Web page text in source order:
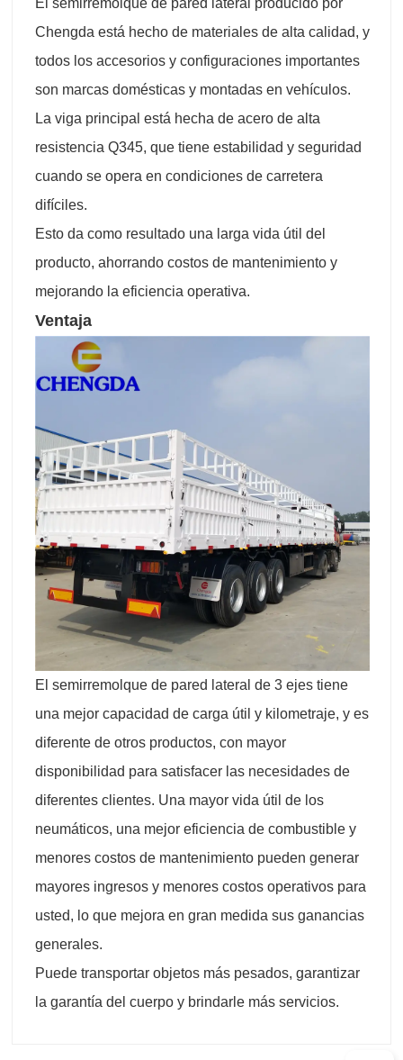
El semirremolque de pared lateral producido por
Chengda está hecho de materiales de alta calidad, y
todos los accesorios y configuraciones importantes
son marcas domésticas y montadas en vehículos.
La viga principal está hecha de acero de alta
resistencia Q345, que tiene estabilidad y seguridad
cuando se opera en condiciones de carretera
difíciles.
Esto da como resultado una larga vida útil del
producto, ahorrando costos de mantenimiento y
mejorando la eficiencia operativa.
Ventaja
El semirremolque de pared lateral de 3 ejes tiene
una mejor capacidad de carga útil y kilometraje, y es
diferente de otros productos, con mayor
disponibilidad para satisfacer las necesidades de
diferentes clientes. Una mayor vida útil de los
neumáticos, una mejor eficiencia de combustible y
menores costos de mantenimiento pueden generar
mayores ingresos y menores costos operativos para
usted, lo que mejora en gran medida sus ganancias
generales.
Puede transportar objetos más pesados, garantizar
la garantía del cuerpo y brindarle más servicios.